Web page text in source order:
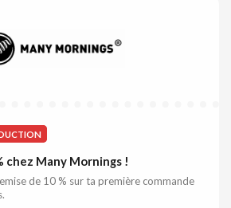
chez Many Mornings !
de 10 % sur ta première commande